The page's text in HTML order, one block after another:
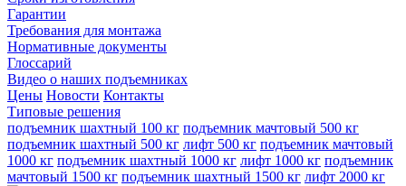
Гарантии
Требования для монтажа
Нормативные документы
Глоссарий
Видео о наших подъемниках
Цены Новости Контакты
Типовые решения
подъемник шахтный 100 кг подъемник мачтовый 500 кг
подъемник шахтный 500 кг лифт 500 кг подъемник мачтовый
1000 кг подъемник шахтный 1000 кг лифт 1000 кг подъемник
мачтовый 1500 кг подъемник шахтный 1500 кг лифт 2000 кг